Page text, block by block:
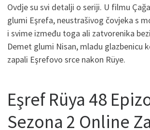
Ovdje su svi detalji o seriji. U filmu
glumi Eşrefa, neustrašivog čovjeka s
i svime između toga ali zatvorenika
Demet glumi Nisan, mladu glazbenicu
zapali Eşrefovo srce nakon Rüye.
Eşref Rüya 48
Sezona 2 Online